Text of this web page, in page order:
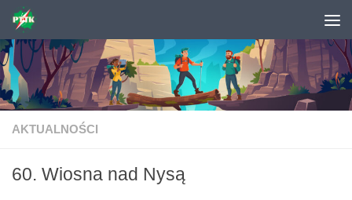
Skip to content
AKTUALNOŚCI
60. Wiosna nad Nysą